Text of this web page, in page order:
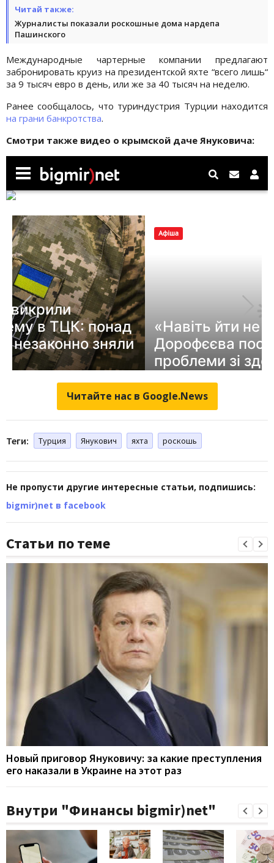
Читай также:
Журналисты показали роскошные дома нардепа
Пашинского
Международные чартерные компании предлагают
забронировать круиз на президентской яхте “всего лишь“
за 9 тысяч евро в день, или же за 40 тысяч на неделю.
Ранее сообщалось, что туриндустрия Турции находится
на грани банкротства.
Смотри также видео о крымской даче Януковича:
Читайте нас в Google.News
Теги: Турция Янукович яхта роскошь
Не пропусти другие интересные статьи, подпишись:
bigmir)net в facebook
Статьи по теме
Новый приговор Януковичу: за какие преступления
его наказали в Украине на этот раз
Внутри "Финансы bigmir)net"